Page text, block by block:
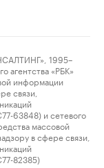
1995–
агентства «РБК»
информации
связи,
63848) и сетевого
массовой
в сфере связи,
82385)